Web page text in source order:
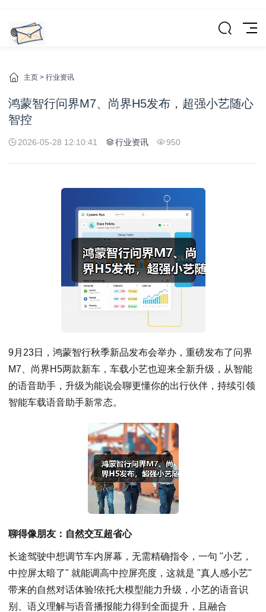
主页 > 行业资讯
鸿蒙智行问界M7、尚界H5发布，超强小艺随心
智控
2026-05-28 12:10:41 行业资讯 950
9月23日，鸿蒙智行秋季新品发布会举办，重磅发布了问界
M7、尚界H5两款新车，车载小艺也迎来全新升级，从智能
的语音助手，升级为能说会聊更懂你的出行伙伴，持续引领
智能车载语音助手新常态。
聊得像朋友：自然交互超省心
长途驾驶中想调节车内屏幕，无需精确指令，一句 "小艺，
中控屏太暗了" 就能调高中控屏亮度，这就是 "真人感小艺"
带来的自然对话体验!依托大模型能力升级，小艺的语音识
别、语义理解与语音播报能力得到全面提升，且融合